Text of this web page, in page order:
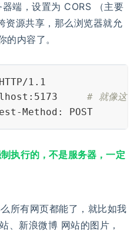
端，设置为 CORS （主要
资源共享，那么浏览器就允
内容了。
1.1
# 就像这
Method: POST
执行的，不是服务器，一定
所有网页都能了，就比如我
、新浪微博 网站的图片，